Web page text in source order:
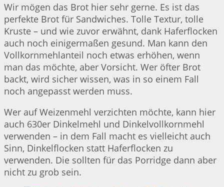
Wir mögen das Brot hier sehr gerne. Es ist das
perfekte Brot für Sandwiches. Tolle Textur, tolle
Kruste – und wie zuvor erwähnt, dank Haferflocken
auch noch einigermaßen gesund. Man kann den
Vollkornmehlanteil noch etwas erhöhen, wenn
man das möchte, aber Vorsicht. Wer öfter Brot
backt, wird sicher wissen, was in so einem Fall
noch angepasst werden muss.
Wer auf Weizenmehl verzichten möchte, kann hier
auch 630er Dinkelmehl und Dinkelvollkornmehl
verwenden – in dem Fall macht es vielleicht auch
Sinn, Dinkelflocken statt Haferflocken zu
verwenden. Die sollten für das Porridge dann aber
nicht zu grob sein.